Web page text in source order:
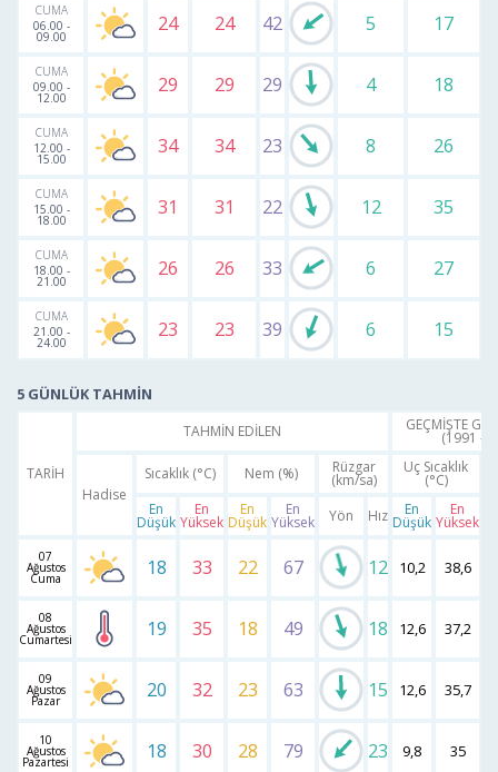
CUMA
06.00 -
09.00
24 24 42 5 17
CUMA
09.00 -
12.00
29 29 29 4 18
CUMA
12.00 -
15.00
34 34 23 8 26
CUMA
15.00 -
18.00
31 31 22 12 35
CUMA
18.00 -
21.00
26 26 33 6 27
CUMA
21.00 -
24.00
23 23 39 6 15
5 GÜNLÜK TAHMİN
TARİH
TAHMİN EDİLEN GEÇMİŞTE
(1991 -
Hadise
Sıcaklık (°C) Nem (%) Rüzgar
(km/sa)
Uç Sıcaklık
(°C)
En
Düşük
En
Yüksek
En
Düşük
En
Yüksek Yön Hız En
Düşük
En
Yüksek
07
Ağustos
Cuma 18 33 22 67 12 10,2 38,6
08
Ağustos
Cumartesi 19 35 18 49 18 12,6 37,2
09
Ağustos
Pazar 20 32 23 63 15 12,6 35,7
10
Ağustos
Pazartesi 18 30 28 79 23 9,8 35